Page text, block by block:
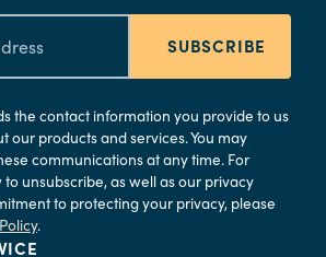
SUBSCRIBE
the contact information you provide to us
our products and services. You may
communications at any time. For
unsubscribe, as well as our privacy
to protecting your privacy, please
.